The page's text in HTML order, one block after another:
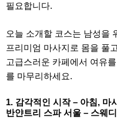
필요합니다.
오늘 소개할 코스는 남성을
프리미엄 마사지로 몸을 풀
고급스러운 카페에서 여유
를 마무리하세요.
1. 감각적인 시작 – 아침, 마
반얀트리 스파 서울 – 스웨